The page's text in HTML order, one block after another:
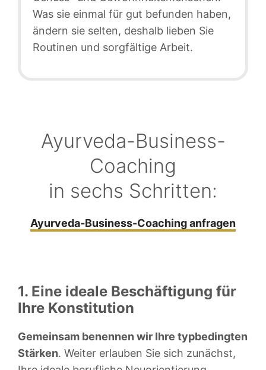
Was sie einmal für gut befunden haben,
ändern sie selten, deshalb lieben Sie
Routinen und sorgfältige Arbeit.
Ayurveda-Business-
Coaching
in sechs Schritten:
Ayurveda-Business-Coaching anfragen
1. Eine ideale Beschäftigung für
Ihre Konstitution
Gemeinsam benennen wir Ihre typbedingten
Stärken. Weiter erlauben Sie sich zunächst,